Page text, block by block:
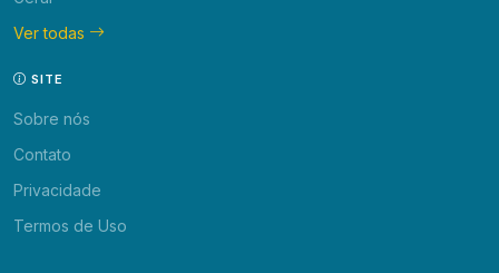
Ver todas
SITE
Sobre nós
Contato
Privacidade
Termos de Uso